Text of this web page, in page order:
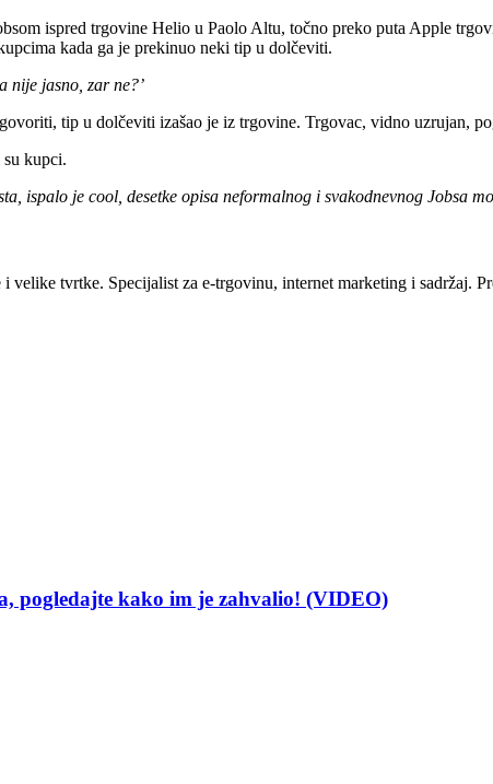
ispred trgovine Helio u Paolo Altu, točno preko puta Apple
kada ga je prekinuo neki tip u dolčeviti.
nije jasno, zar ne?’
tip u dolčeviti izašao je iz trgovine. Trgovac, vidno uzrujan,
su kupci.
ispalo je cool, desetke opisa neformalnog i svakodnevnog Jobsa
i velike tvrtke. Specijalist za e-trgovinu, internet marketing i
pogledajte kako im je zahvalio! (VIDEO)